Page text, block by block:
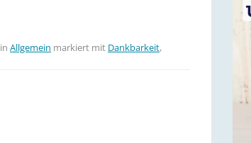
in Allgemein markiert mit Dankbarkeit,